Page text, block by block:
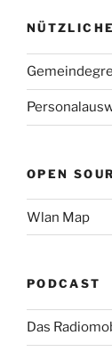
OPEN
Wlan Map
PODCAST
Das